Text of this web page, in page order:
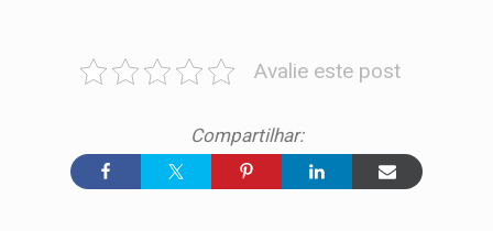
Avalie este post